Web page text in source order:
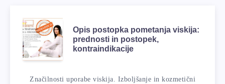
Opis postopka pometanja viskija:
prednosti in postopek,
kontraindikacije
Značilnosti uporabe viskija. Izboljšanje in kozmetični